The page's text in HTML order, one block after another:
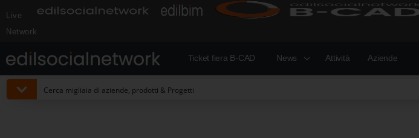
Live
Network
Ticket fiera B-CAD News Attività Aziende